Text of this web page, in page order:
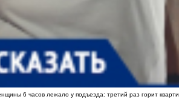
6 часов лежало у подъезда: третий раз горит